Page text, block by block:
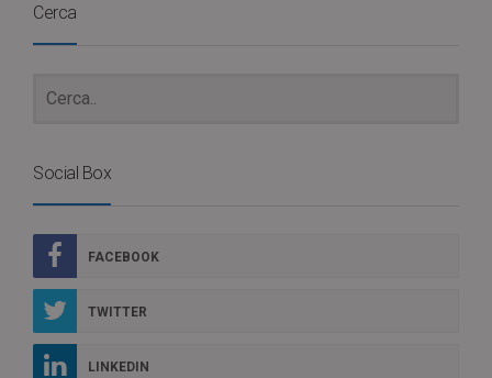
Cerca
Social Box
FACEBOOK
TWITTER
LINKEDIN